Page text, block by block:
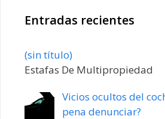
Entradas recientes
(sin título)Entrada
20198
Estafas De Multipropiedad
Vicios ocultos del
pena denunciar?